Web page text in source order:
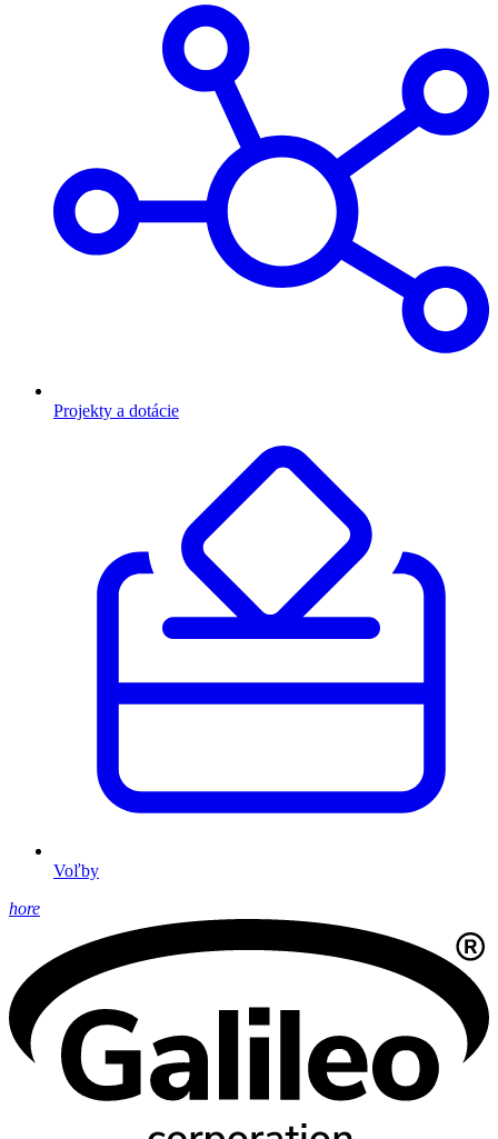
Projekty a dotácie
Voľby
hore